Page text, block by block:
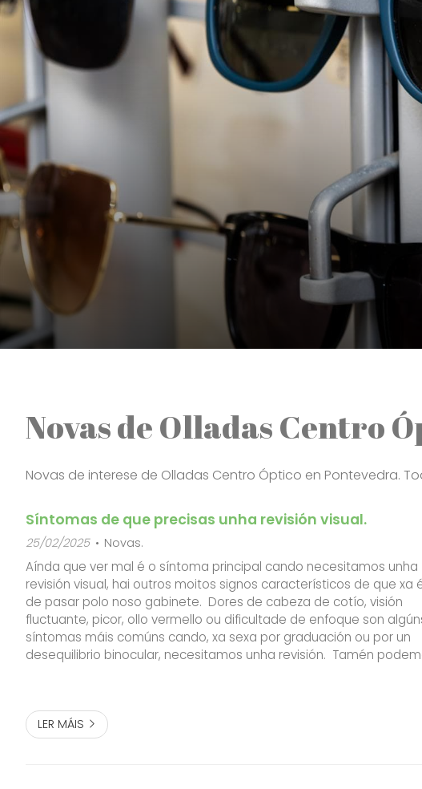
Novas de Olladas Centro
Novas de interese de Olladas Centro Óptico en Pontevedra.
Síntomas de que precisas unha revisión visual.
25/02/2025 Novas.
Aínda que ver mal é o síntoma principal cando necesitamos unha
revisión visual, hai outros moitos signos característicos de que xa
de pasar polo noso gabinete. Dores de cabeza de cotío, visión
fluctuante, picor, ollo vermello ou dificultade de enfoque son
síntomas máis comúns cando, xa sexa por graduación ou por un
desequilibrio binocular, necesitamos unha revisión. Tamén
LER MÁIS